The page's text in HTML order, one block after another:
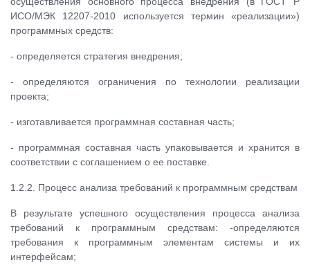
ИСО/МЭК 12207-2010 используется термин «реализации»)
программных средств:
- определяется стратегия внедрения;
- определяются ограничения по технологии реализации
проекта;
- изготавливается программная составная часть;
- программная составная часть упаковывается и хранится в
соответствии с соглашением о ее поставке.
1.2.2. Процесс анализа требований к программным средствам
В результате успешного осуществления процесса анализа
требований к программным средствам: -определяются
требования к программным элементам системы и их
интерфейсам;